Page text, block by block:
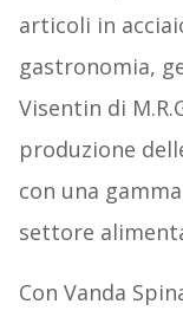
articoli in
gastronomia,
Visentin di
produzione
con una
settore
Con Vanda